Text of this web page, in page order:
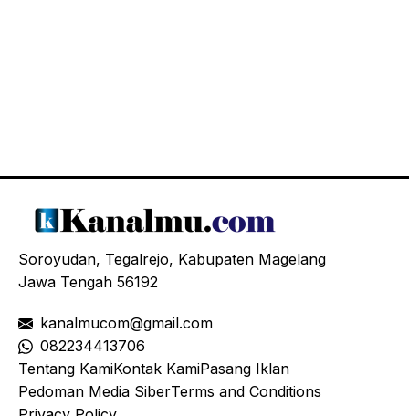
Soroyudan, Tegalrejo, Kabupaten Magelang
Jawa Tengah 56192
kanalmucom@gmail.com
082234413706
Tentang KamiKontak KamiPasang Iklan
Pedoman Media SiberTerms and Conditions